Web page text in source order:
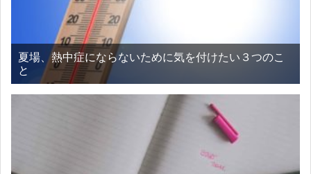
夏場、熱中症にならないために気を付けたい３つのこ
と